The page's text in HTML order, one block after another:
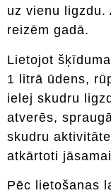
uz vienu
reizēm gadā.
Lietojot
1 litrā ūdens,
ielej skudru
atverēs,
skudru
atkārtoti
Pēc lietošanas